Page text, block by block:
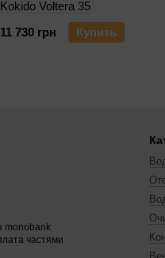
Kokido Voltera 35
11 730 грн
Купить